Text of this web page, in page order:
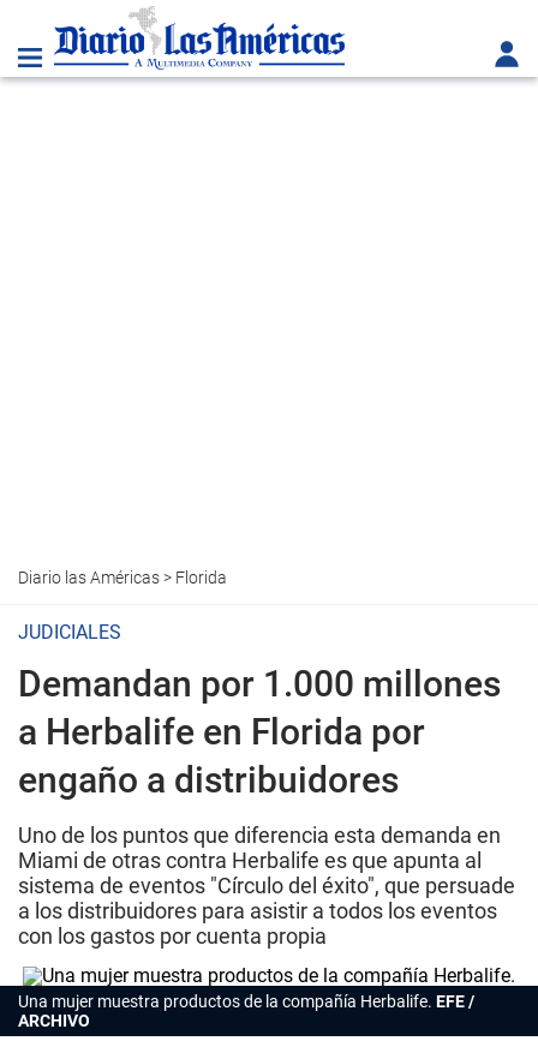
Diario las Américas> Florida
JUDICIALES
Demandan por 1.000 millones
a Herbalife en Florida por
engaño a distribuidores
Uno de los puntos que diferencia esta demanda en
Miami de otras contra Herbalife es que apunta al
sistema de eventos "Círculo del éxito", que persuade
a los distribuidores para asistir a todos los eventos
con los gastos por cuenta propia
Una mujer muestra productos de la compañía Herbalife. EFE /
ARCHIVO